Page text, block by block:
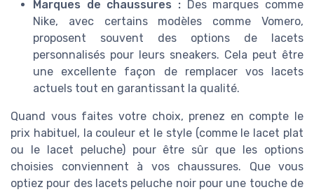
Marques de chaussures : Des marques comme
Nike, avec certains modèles comme Vomero,
proposent souvent des options de lacets
personnalisés pour leurs sneakers. Cela peut être
une excellente façon de remplacer vos lacets
actuels tout en garantissant la qualité.
Quand vous faites votre choix, prenez en compte le
prix habituel, la couleur et le style (comme le lacet plat
ou le lacet peluche) pour être sûr que les options
choisies conviennent à vos chaussures. Que vous
optiez pour des lacets peluche noir pour une touche de